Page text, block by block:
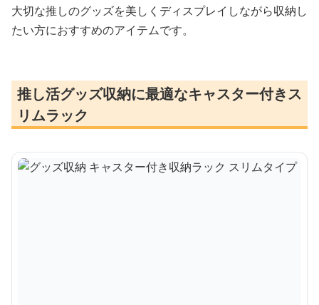
大切な推しのグッズを美しくディスプレイしながら収納し
たい方におすすめのアイテムです。
推し活グッズ収納に最適なキャスター付きス
リムラック